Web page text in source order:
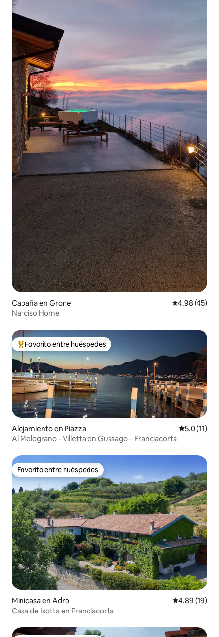
Cabaña en Grone Calificación
4.98 (45)
Narciso Home
Favorito entre huéspedes preferido
Favorito entre huéspedes
Alojamiento en Piazza Calificación
5.0 (11)
Al Melograno - Villetta en Gussago – Franciacorta
Favorito entre huéspedes
Favorito entre huéspedes
Minicasa en Adro Calificación
4.89 (19)
Casa de Isotta en Franciacorta